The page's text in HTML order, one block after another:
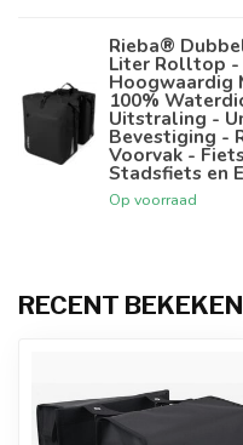
Rieba®
Liter Rolltop
Hoogwaardig
100%
Uitstraling -
Bevestiging -
Voorvak -
Stadsfiets en
Op voorraad
RECENT BEKEKEN